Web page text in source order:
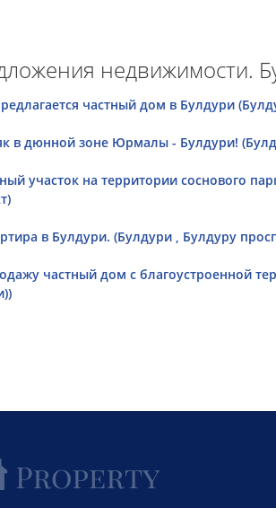
недвижимости.
частный дом в Булдури
в дюнной зоне Юрмалы - Булдури!
участок на территории соснового
в Булдури. (Булдури , Булдуру
частный дом с благоустроенной